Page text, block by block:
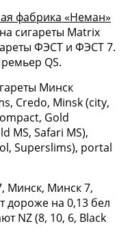
фабрика «Неман»
сигареты Matrix
ФЭСТ и ФЭСТ 7.
QS.
Минск
Credo, Minsk (city,
Gold
MS, Safari MS),
Superslims), portal
Минск, Минск 7,
дороже на 0,13 бел
NZ (8, 10, 6, Black